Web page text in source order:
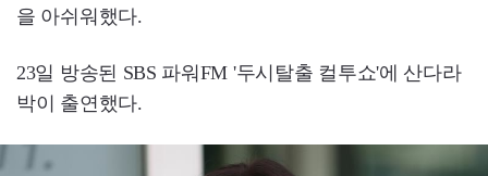
을 아쉬워했다.
23일 방송된 SBS 파워FM '두시탈출 컬투쇼'에 산다라
박이 출연했다.